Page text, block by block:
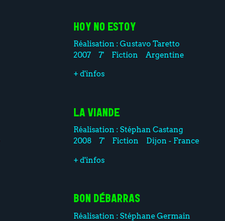
HOY NO ESTOY
Réalisation :Gustavo Taretto
2007
7' Fiction Argentine
+ d'infos
LA VIANDE
Réalisation :Stéphan Castang
2008
7' Fiction Dijon - France
+ d'infos
BON DÉBARRAS
Réalisation :Stéphane Germain